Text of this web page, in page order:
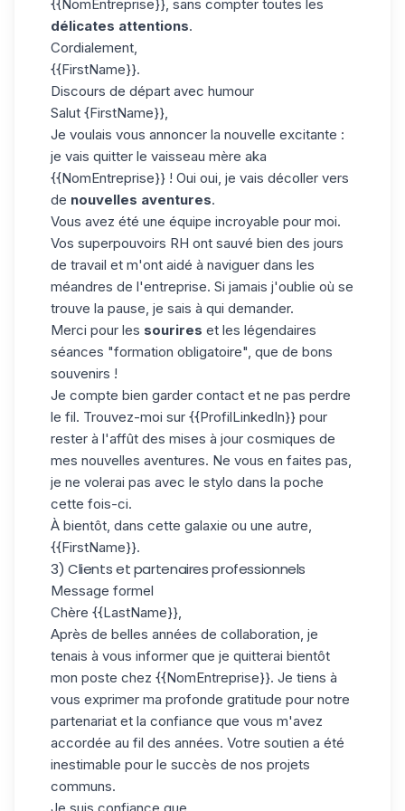
{{NomEntreprise}}, sans compter toutes les
délicates attentions.
Cordialement,
{{FirstName}}.
Discours de départ avec humour
Salut {FirstName}},
Je voulais vous annoncer la nouvelle excitante :
je vais quitter le vaisseau mère aka
{{NomEntreprise}} ! Oui oui, je vais décoller vers
de nouvelles aventures.
Vous avez été une équipe incroyable pour moi.
Vos superpouvoirs RH ont sauvé bien des jours
de travail et m'ont aidé à naviguer dans les
méandres de l'entreprise. Si jamais j'oublie où se
trouve la pause, je sais à qui demander.
Merci pour les sourires et les légendaires
séances "formation obligatoire", que de bons
souvenirs !
Je compte bien garder contact et ne pas perdre
le fil. Trouvez-moi sur {{ProfilLinkedIn}} pour
rester à l'affût des mises à jour cosmiques de
mes nouvelles aventures. Ne vous en faites pas,
je ne volerai pas avec le stylo dans la poche
cette fois-ci.
À bientôt, dans cette galaxie ou une autre,
{{FirstName}}.
3) Clients et partenaires professionnels
Message formel
Chère {{LastName}},
Après de belles années de collaboration, je
tenais à vous informer que je quitterai bientôt
mon poste chez {{NomEntreprise}}. Je tiens à
vous exprimer ma profonde gratitude pour notre
partenariat et la confiance que vous m'avez
accordée au fil des années. Votre soutien a été
inestimable pour le succès de nos projets
communs.